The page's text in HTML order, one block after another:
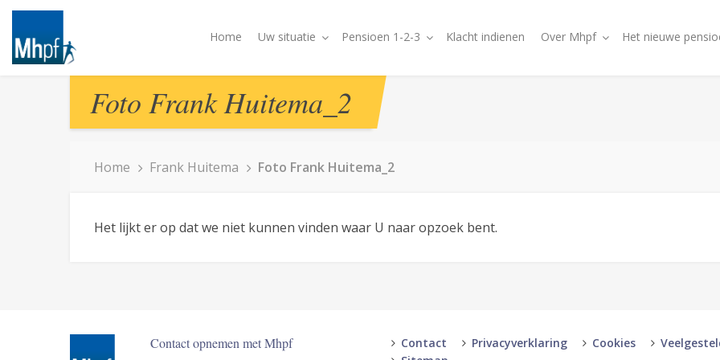
Home Uw situatie Pensioen 1-2-3 Klacht indienen Over Mhpf Het nieuwe
Foto Frank Huitema_2
Home Frank Huitema Foto Frank Huitema_2
Het lijkt er op dat we niet kunnen vinden waar U naar opzoek bent.
Contact opnemen met Mhpf Contact Privacyverklaring Cookies